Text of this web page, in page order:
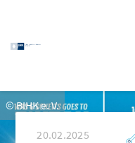
© ismagilov
29.01.2025